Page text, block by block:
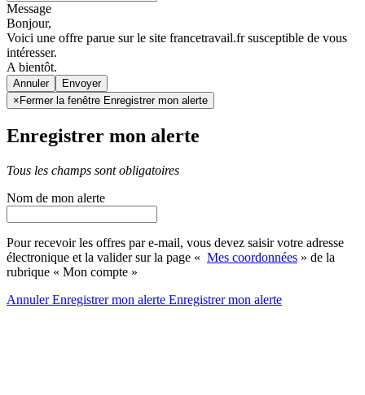
Message
Bonjour,
Voici une offre parue sur le site francetravail.fr susceptible de vous
intéresser.
A bientôt.
Annuler
× Fermer la fenêtre Enregistrer mon alerte
Enregistrer mon alerte
Tous les champs sont obligatoires
Nom de mon alerte
Pour recevoir les offres par e-mail, vous devez saisir votre adresse
électronique et la valider sur la page « Mes coordonnées » de la
rubrique « Mon compte »
AnnulerEnregistrer mon alerte Enregistrermon alerte